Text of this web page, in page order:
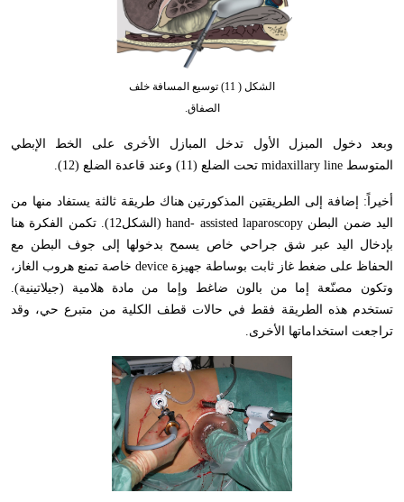
الشكل ( 11) توسيع المسافة خلف
الصفاق.
وبعد دخول المبزل الأول تدخل المبازل الأخرى على الخط الإبطي
المتوسط midaxillary line تحت الضلع (11) وعند قاعدة الضلع (12).
أخيراً: إضافة إلى الطريقتين المذكورتين هناك طريقة ثالثة يستفاد منها من
اليد ضمن البطن hand- assisted laparoscopy
(الشكل12). تكمن الفكرة هنا
بإدخال اليد عبر شق جراحي خاص يسمح بدخولها إلى جوف البطن مع
الحفاظ على ضغط غاز ثابت بوساطة جهيزة device خاصة تمنع هروب الغاز،
وتكون مصنّعة إما من بالون ضاغط وإما من مادة هلامية (جيلاتينية).
تستخدم هذه الطريقة فقط في حالات قطف الكلية من متبرع حي، وقد
تراجعت استخداماتها الأخرى.